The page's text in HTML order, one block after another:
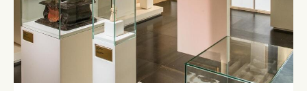
Parcours muséographique "Chroniques
d'une abbaye"
38160 Saint-Antoine-l'Abbaye
Partez à la découverte de l'histoire de l'abbaye de
Saint-Antoine, depuis le modeste village de La Motte-